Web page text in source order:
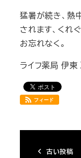
猛暑が続き、熱
されます、くれ
お忘れなく。
ライフ薬局 伊東
フィード
古い投稿